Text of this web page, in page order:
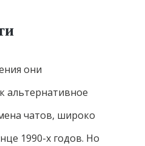
они
альтернативное
чатов, широко
1990-х годов. Но